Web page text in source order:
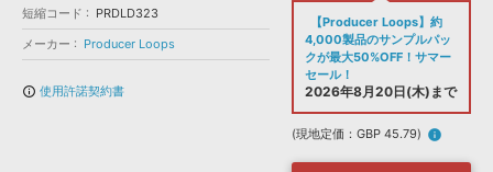
DAW »
効果音 »
SONICWIREブログ »
FAQ » 楽曲配信流通サービス
無償のサウンド管理ソフト
短縮コード
PRDLD323
メーカー
Producer Loops
info_outline 使用許諾契約書
【Producer Loops】約
4,000製品のサンプルパッ
クが最大50%OFF！サマー
セール！
2026年8月20日(木)まで
(現地定価：GBP 45.79) info